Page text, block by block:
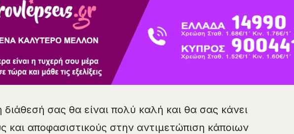
διάθεσή σας θα είναι πολύ καλή και θα σας κάνει
και αποφασιστικούς στην αντιμετώπιση κάποιων